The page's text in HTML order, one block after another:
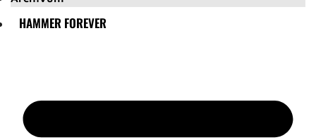
HAMMER FOREVER